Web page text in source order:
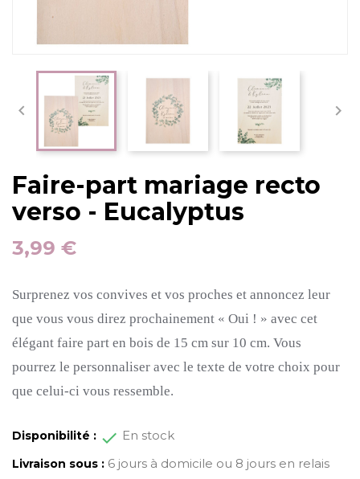
 
Faire-part mariage recto
verso - Eucalyptus
3,99 €
Surprenez vos convives et vos proches et annoncez leur
que vous vous direz prochainement « Oui ! » avec cet
élégant faire part en bois de 15 cm sur 10 cm. Vous
pourrez le personnaliser avec le texte de votre choix pour
que celui-ci vous ressemble.
Disponibilité : En stock
Livraison sous : 6 jours à domicile ou 8 jours en relais